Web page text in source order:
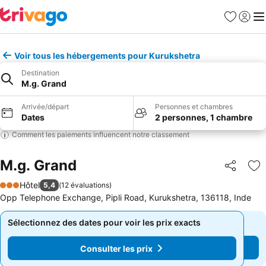
Favoris
Se
Voir tous les hébergements pour Kurukshetra
Destination
M.g. Grand
Arrivée/départ
Dates
Personnes et chambres
2 personnes, 1 chambre
Comment les paiements influencent notre classement
M.g. Grand Partager
3 Étoiles
Hôtel 5,4 (12 évaluations)
Opp Telephone Exchange, Pipli Road, Kurukshetra, 136118, Inde
Sélectionnez des dates pour voir les prix exacts
Consulter les prix
Sélectionnez des dates pour voir les prix exacts
Consulter les prix